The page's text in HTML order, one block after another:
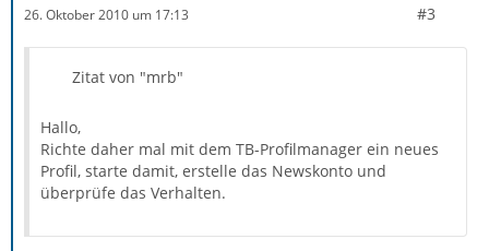
26. Oktober 2010 um 17:13 #3
Zitat von "mrb"
Hallo,
Richte daher mal mit dem TB-Profilmanager ein neues
Profil, starte damit, erstelle das Newskonto und
überprüfe das Verhalten.